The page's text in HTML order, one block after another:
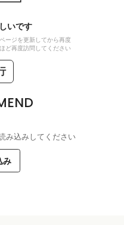
いです
ージを更新してから再度
ど再度訪問してください
み込みしてください
み